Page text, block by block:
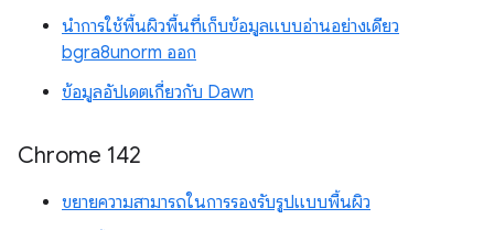
นำการใช้พื้นผิวพื้นที่เก็บข้อมูลแบบอ่านอย่างเดียว
bgra8unorm ออก
ข้อมูลอัปเดตเกี่ยวกับ Dawn
Chrome 142
ขยายความสามารถในการรองรับรูปแบบพื้นผิว